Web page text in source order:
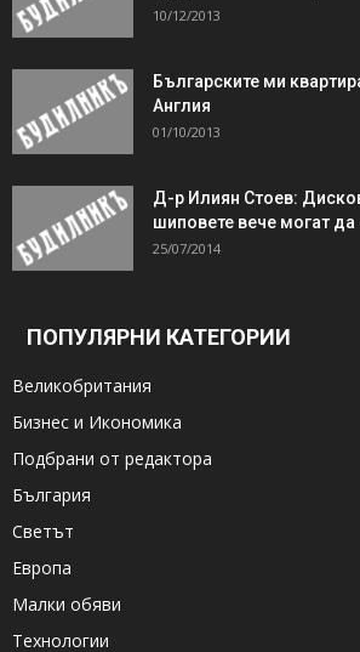
10/12/2013
Българските ми
Англия
01/10/2013
Д-р Илиян Стоев:
шиповете вече могат да
25/07/2014
ПОПУЛЯРНИ КАТЕГОРИИ
Великобритания
Бизнес и Икономика
Подбрани от редактора
България
Светът
Европа
Малки обяви
Технологии